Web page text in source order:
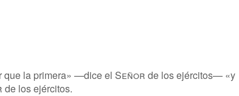
que la primera» —dice el Señor de los ejércitos— «y
de los ejércitos.